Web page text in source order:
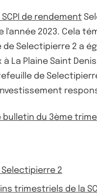
SCPI de rendement
l'année 2023. Cela
Selectipierre 2 a
La Plaine Saint
de
bulletin du 3ème
Selectipierre 2
trimestriels de la